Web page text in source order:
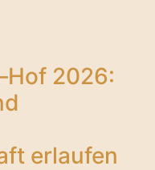
2026:
erlaufen